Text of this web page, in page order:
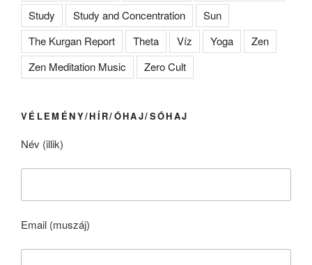
Study
Study and Concentration
Sun
The Kurgan Report
Theta Víz Yoga
Zen
Zen Meditation Music
Zero Cult
VÉLEMÉNY/HÍR/ÓHAJ/SÓHAJ
Név (illik)
Email (muszáj)